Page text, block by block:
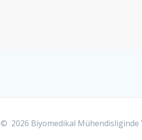
© 2026 Biyomedikal Mühendisliginde